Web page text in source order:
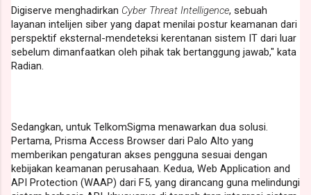
Digiserve menghadirkan Cyber Threat Intelligence, sebuah
layanan intelijen siber yang dapat menilai postur keamanan dari
perspektif eksternal-mendeteksi kerentanan sistem IT dari luar
sebelum dimanfaatkan oleh pihak tak bertanggung jawab," kata
Radian.
Sedangkan, untuk TelkomSigma menawarkan dua solusi.
Pertama, Prisma Access Browser dari Palo Alto yang
memberikan pengaturan akses pengguna sesuai dengan
kebijakan keamanan perusahaan. Kedua, Web Application and
API Protection (WAAP) dari F5, yang dirancang guna melindungi